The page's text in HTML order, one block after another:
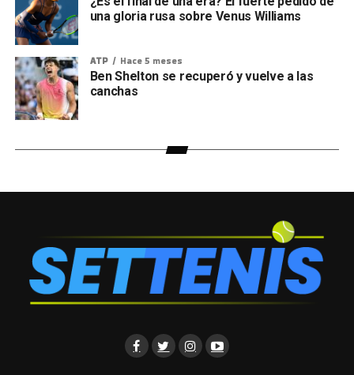
una gloria rusa sobre Venus Williams
ATP Hace 5 meses
Ben Shelton se recuperó y vuelve a las
canchas